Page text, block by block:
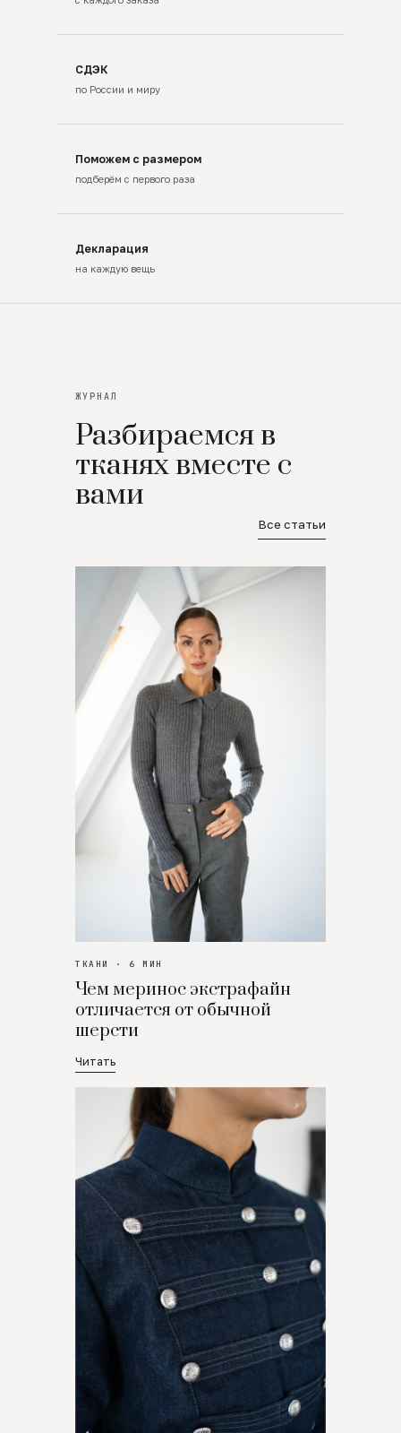
СДЭК
по России и миру
Поможем с размером
подберём с первого раза
Декларация
на каждую вещь
ЖУРНАЛ
Разбираемся в
тканях вместе с
вами
Все статьи
ТКАНИ · 6 МИН
Чем меринос экстрафайн
отличается от обычной
шерсти
Читать